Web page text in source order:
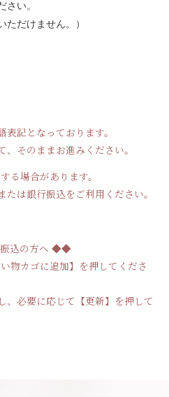
さい。
ただけません。）
記となっております。
そのままお進みください。
る場合があります。
は銀行振込をご利用ください。
込の方へ ◆◆
物カゴに追加】を押してくださ
、必要に応じて【更新】を押して